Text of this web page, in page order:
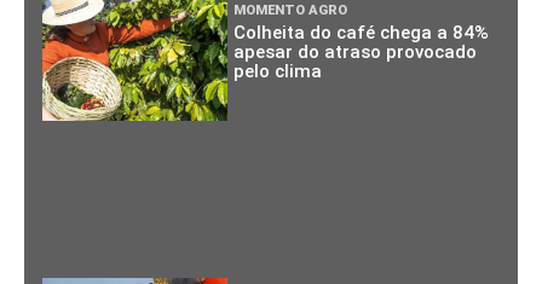
MOMENTO AGRO
Colheita do café chega a 84%
apesar do atraso provocado
pelo clima